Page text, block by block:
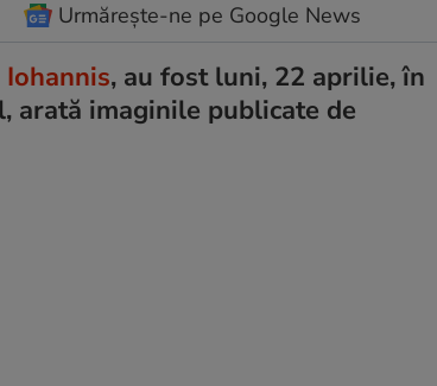
Urmărește-ne pe Google News
, au fost luni, 22 aprilie, în
arată imaginile publicate de